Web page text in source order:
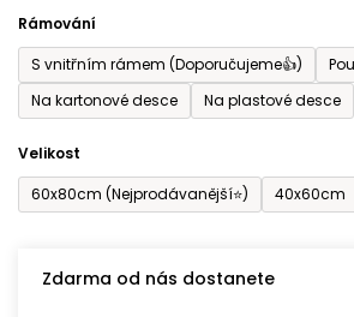
Rámování
S vnitřním rámem (Doporučujeme👍)
Na kartonové desce
Na plastové desce
Velikost
60x80cm (Nejprodávanější⭐)
40x60cm
Zdarma od nás dostanete
5
hvězdiček.